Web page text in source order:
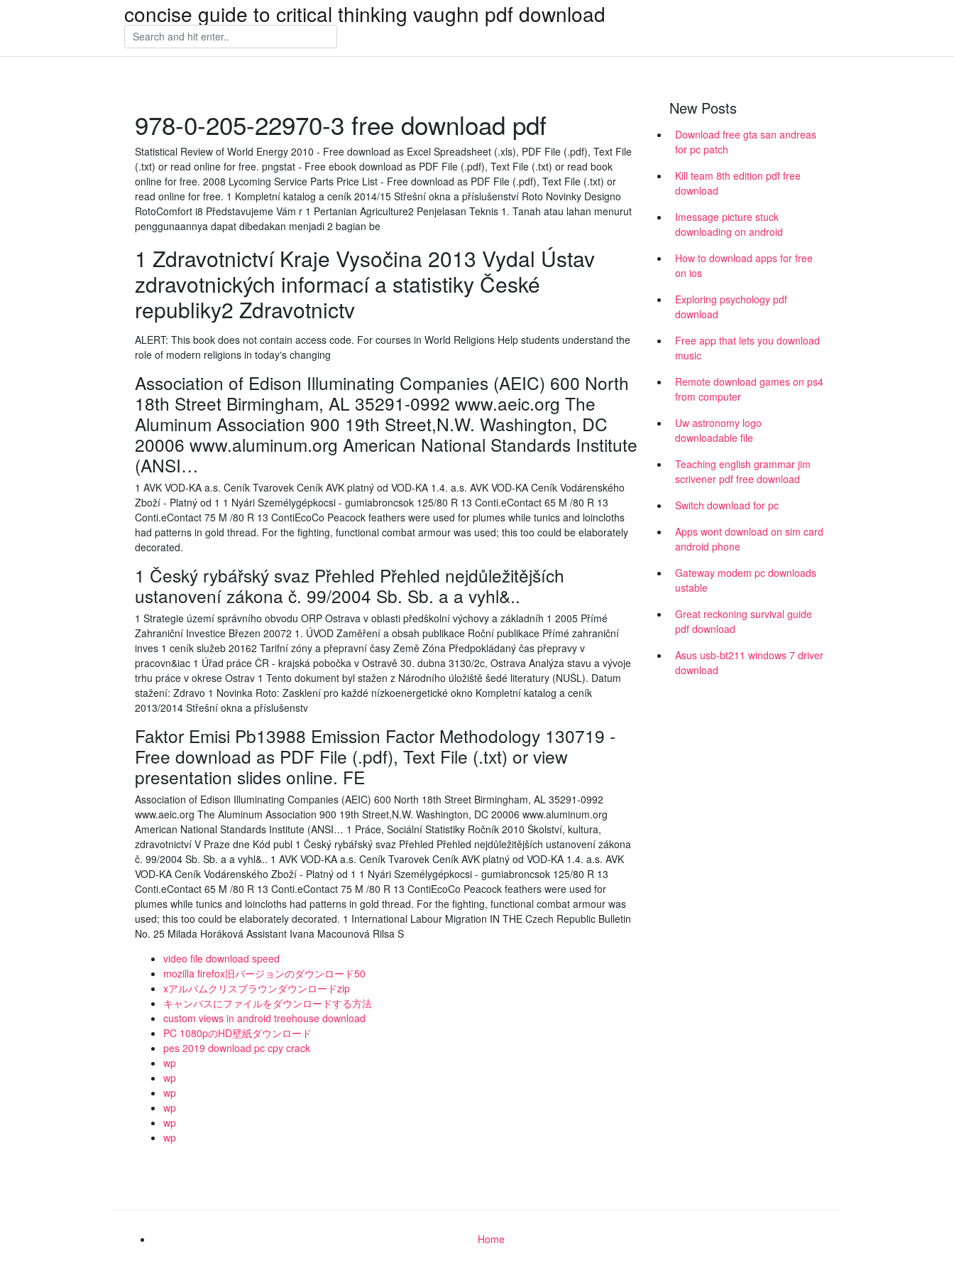
concise guide to critical thinking vaughn pdf download
978-0-205-22970-3 free download pdf
Statistical Review of World Energy 2010 - Free download as Excel Spreadsheet (.xls), PDF File (.pdf), Text File
(.txt) or read online for free. pngstat - Free ebook download as PDF File (.pdf), Text File (.txt) or read book
online for free. 2008 Lycoming Service Parts Price List - Free download as PDF File (.pdf), Text File (.txt) or
read online for free. 1 Kompletní katalog a ceník 2014/15 Střešní okna a příslušenství Roto Novinky Designo
RotoComfort i8 Představujeme Vám r 1 Pertanian Agriculture2 Penjelasan Teknis 1. Tanah atau lahan menurut
penggunaannya dapat dibedakan menjadi 2 bagian be
1 Zdravotnictví Kraje Vysočina 2013 Vydal Ústav
zdravotnických informací a statistiky České
republiky2 Zdravotnictv
ALERT: This book does not contain access code. For courses in World Religions Help students understand the
role of modern religions in today's changing
Association of Edison Illuminating Companies (AEIC) 600 North
18th Street Birmingham, AL 35291-0992 www.aeic.org The
Aluminum Association 900 19th Street,N.W. Washington, DC
20006 www.aluminum.org American National Standards Institute
(ANSI…
1 AVK VOD-KA a.s. Ceník Tvarovek Ceník AVK platný od VOD-KA 1.4. a.s. AVK VOD-KA Ceník Vodárenského
Zboží - Platný od 1 1 Nyári Személygépkocsi - gumiabroncsok 125/80 R 13 Conti.eContact 65 M /80 R 13
Conti.eContact 75 M /80 R 13 ContiEcoCo Peacock feathers were used for plumes while tunics and loincloths
had patterns in gold thread. For the fighting, functional combat armour was used; this too could be elaborately
decorated.
1 Český rybářský svaz Přehled Přehled nejdůležitějších
ustanovení zákona č. 99/2004 Sb. Sb. a a vyhl&..
1 Strategie území správního obvodu ORP Ostrava v oblasti předškolní výchovy a základníh 1 2005 Přímé
Zahraniční Investice Březen 20072 1. ÚVOD Zaměření a obsah publikace Roční publikace Přímé zahraniční
inves 1 ceník služeb 20162 Tarifní zóny a přepravní časy Země Zóna Předpokládaný čas přepravy v
pracovn&iac 1 Úřad práce ČR - krajská pobočka v Ostravě 30. dubna 3130/2c, Ostrava Analýza stavu a vývoje
trhu práce v okrese Ostrav 1 Tento dokument byl stažen z Národního úložiště šedé literatury (NUŠL). Datum
stažení: Zdravo 1 Novinka Roto: Zasklení pro každé nízkoenergetické okno Kompletní katalog a ceník
2013/2014 Střešní okna a příslušenstv
Faktor Emisi Pb13988 Emission Factor Methodology 130719 -
Free download as PDF File (.pdf), Text File (.txt) or view
presentation slides online. FE
Association of Edison Illuminating Companies (AEIC) 600 North 18th Street Birmingham, AL 35291-0992
www.aeic.org The Aluminum Association 900 19th Street,N.W. Washington, DC 20006 www.aluminum.org
American National Standards Institute (ANSI… 1 Práce, Sociální Statistiky Ročník 2010 Školství, kultura,
zdravotnictví V Praze dne Kód publ 1 Český rybářský svaz Přehled Přehled nejdůležitějších ustanovení zákona
č. 99/2004 Sb. Sb. a a vyhl&.. 1 AVK VOD-KA a.s. Ceník Tvarovek Ceník AVK platný od VOD-KA 1.4. a.s. AVK
VOD-KA Ceník Vodárenského Zboží - Platný od 1 1 Nyári Személygépkocsi - gumiabroncsok 125/80 R 13
Conti.eContact 65 M /80 R 13 Conti.eContact 75 M /80 R 13 ContiEcoCo Peacock feathers were used for
plumes while tunics and loincloths had patterns in gold thread. For the fighting, functional combat armour was
used; this too could be elaborately decorated. 1 International Labour Migration IN THE Czech Republic Bulletin
No. 25 Milada Horáková Assistant Ivana Macounová Rilsa S
video file download speed
mozilla firefox旧バージョンのダウンロード50
xアルバムクリスブラウンダウンロードzip
キャンバスにファイルをダウンロードする方法
custom views in android treehouse download
PC 1080pのHD壁紙ダウンロード
pes 2019 download pc cpy crack
wp
wp
wp
wp
wp
wp
New Posts
Download free gta san andreas
for pc patch
Kill team 8th edition pdf free
download
Imessage picture stuck
downloading on android
How to download apps for free
on ios
Exploring psychology pdf
download
Free app that lets you download
music
Remote download games on ps4
from computer
Uw astronomy logo
downloadable file
Teaching english grammar jim
scrivener pdf free download
Switch download for pc
Apps wont download on sim card
android phone
Gateway modem pc downloads
ustable
Great reckoning survival guide
pdf download
Asus usb-bt211 windows 7 driver
download
Home